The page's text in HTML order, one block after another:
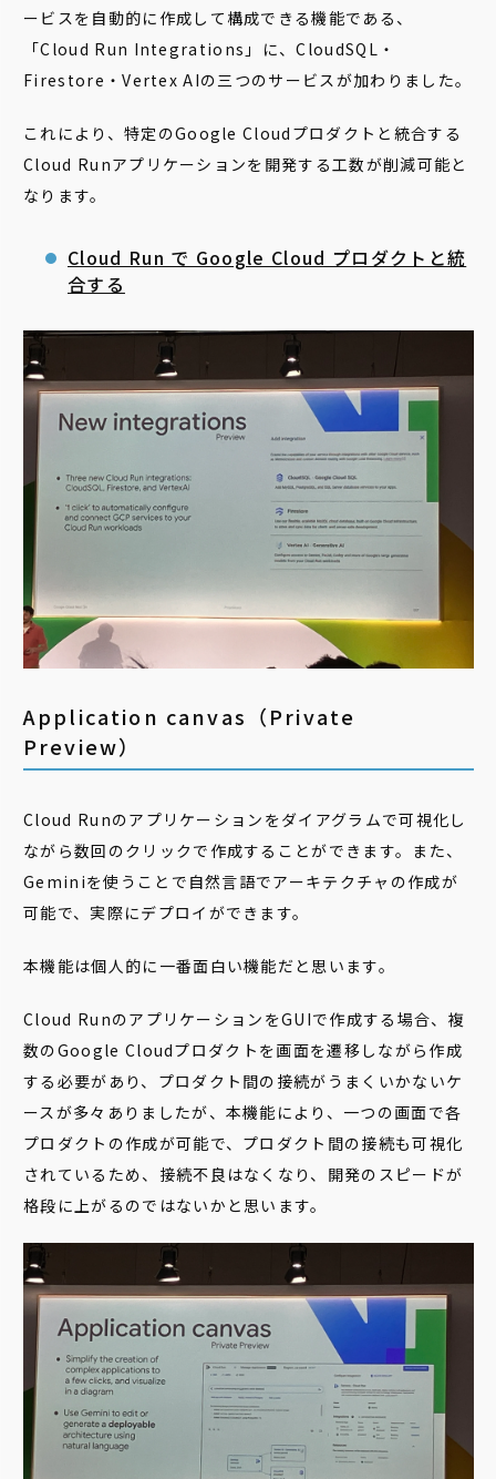
ービスを自動的に作成して構成できる機能である、
「Cloud Run Integrations」に、CloudSQL・
Firestore・Vertex AIの三つのサービスが加わりました。
これにより、特定のGoogle Cloudプロダクトと統合する
Cloud Runアプリケーションを開発する工数が削減可能と
なります。
Cloud Run で Google Cloud プロダクトと統
合する
Application canvas（Private
Preview）
Cloud Runのアプリケーションをダイアグラムで可視化し
ながら数回のクリックで作成することができます。また、
Geminiを使うことで自然言語でアーキテクチャの作成が
可能で、実際にデプロイができます。
本機能は個人的に一番面白い機能だと思います。
Cloud RunのアプリケーションをGUIで作成する場合、複
数のGoogle Cloudプロダクトを画面を遷移しながら作成
する必要があり、プロダクト間の接続がうまくいかないケ
ースが多々ありましたが、本機能により、一つの画面で各
プロダクトの作成が可能で、プロダクト間の接続も可視化
されているため、接続不良はなくなり、開発のスピードが
格段に上がるのではないかと思います。